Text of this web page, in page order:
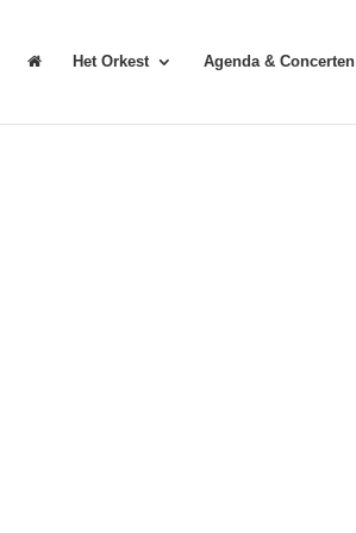
Het Orkest Agenda & Concerten